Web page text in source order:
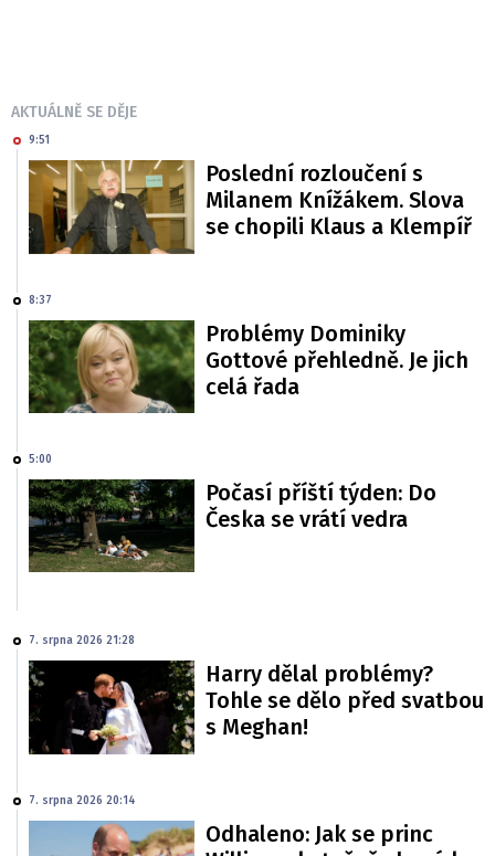
AKTUÁLNĚ SE DĚJE
9:51
Poslední rozloučení s
Milanem Knížákem. Slova
se chopili Klaus a Klempíř
8:37
Problémy Dominiky
Gottové přehledně. Je jich
celá řada
5:00
Počasí příští týden: Do
Česka se vrátí vedra
7. srpna 2026 21:28
Harry dělal problémy?
Tohle se dělo před svatbou
s Meghan!
7. srpna 2026 20:14
Odhaleno: Jak se princ